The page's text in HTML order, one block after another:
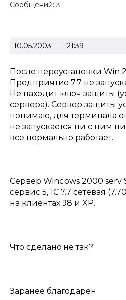
Сообщений: 3
10.05.2003 21:39
После переустановки Win
Предприятие 7.7 не
Не находит ключ защиты
сервера). Сервер защиты
понимаю, для терминала
не запускается ни с ним
все нормально работает.
Сервер Windows 2000 serv
сервис 5, 1C 7.7 сетевая
на клиентах 98 и XP.
Что сделано не так?
Заранее благодарен